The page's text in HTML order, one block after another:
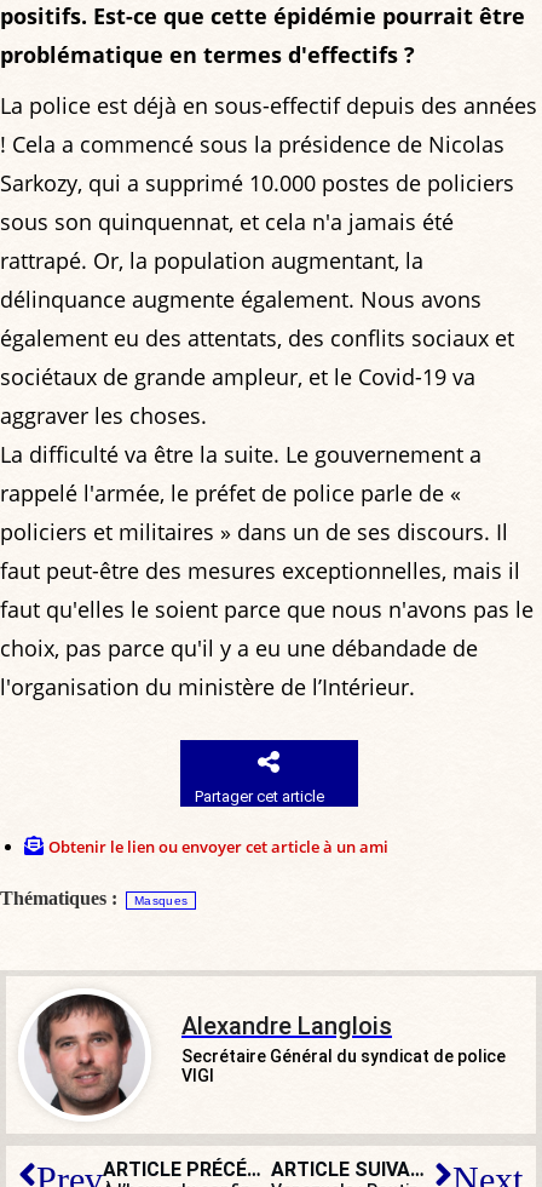
positifs. Est-ce que cette épidémie pourrait être
problématique en termes d'effectifs ?
La police est déjà en sous-effectif depuis des années
! Cela a commencé sous la présidence de Nicolas
Sarkozy, qui a supprimé 10.000 postes de policiers
sous son quinquennat, et cela n'a jamais été
rattrapé. Or, la population augmentant, la
délinquance augmente également. Nous avons
également eu des attentats, des conflits sociaux et
sociétaux de grande ampleur, et le Covid-19 va
aggraver les choses.
La difficulté va être la suite. Le gouvernement a
rappelé l'armée, le préfet de police parle de «
policiers et militaires » dans un de ses discours. Il
faut peut-être des mesures exceptionnelles, mais il
faut qu'elles le soient parce que nous n'avons pas le
choix, pas parce qu'il y a eu une débandade de
l'organisation du ministère de l’Intérieur.
Partager cet article
Obtenir le lien ou envoyer cet article à un ami
Thématiques : Masques
Alexandre Langlois
Secrétaire Général du syndicat de police
VIGI
ARTICLE PRÉCÉDENT ARTICLE SUIVANT